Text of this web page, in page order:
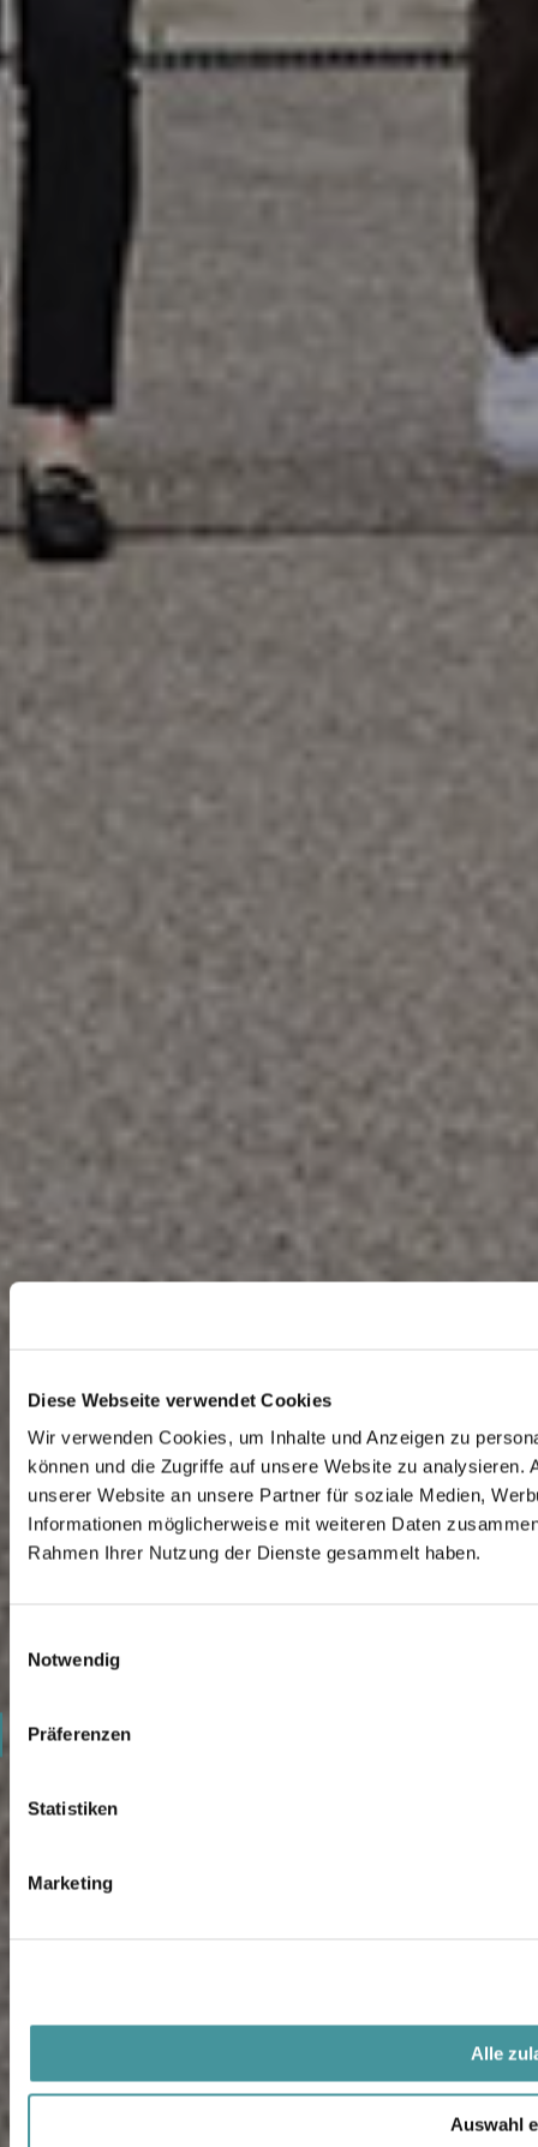
Diese Webseite verwendet Cookies
Wir verwenden Cookies, um Inhalte und Anzeigen zu
können und die Zugriffe auf unsere Website zu
unserer Website an unsere Partner für soziale Medien,
Informationen möglicherweise mit weiteren Daten
Rahmen Ihrer Nutzung der Dienste gesammelt haben.
Notwendig
Präferenzen
Statistiken
Marketing
Alle
Auswahl
2
3
5